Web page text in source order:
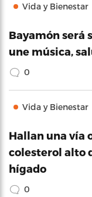
Vida y Bienestar
Bayamón será
une música,
0
Vida y Bienestar
Hallan una vía
colesterol alto
hígado
0